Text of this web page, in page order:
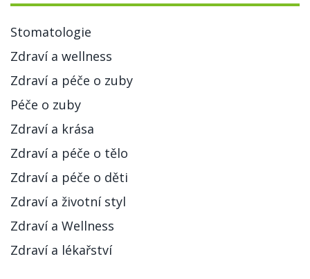
Stomatologie
Zdraví a wellness
Zdraví a péče o zuby
Péče o zuby
Zdraví a krása
Zdraví a péče o tělo
Zdraví a péče o děti
Zdraví a životní styl
Zdraví a Wellness
Zdraví a lékařství